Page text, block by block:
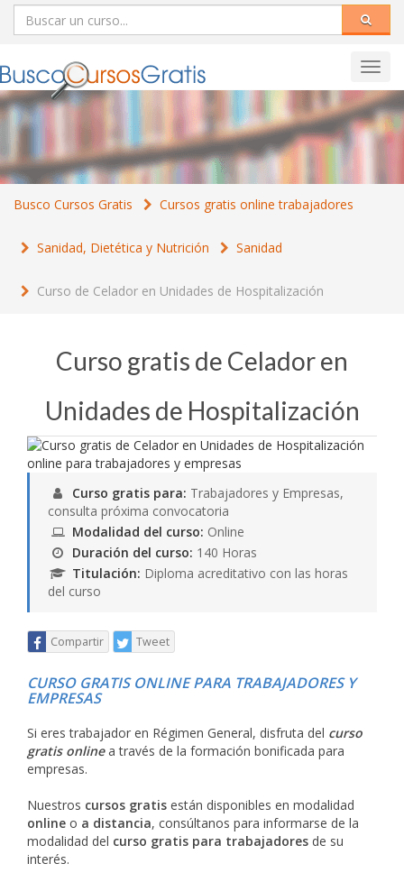
Busco Cursos Gratis Cursos gratis online trabajadores
Sanidad, Dietética y Nutrición Sanidad
Curso de Celador en Unidades de Hospitalización
Curso gratis de Celador en
Unidades de Hospitalización
Curso gratis para: Trabajadores y Empresas,
consulta próxima convocatoria
Modalidad del curso: Online
Duración del curso: 140 Horas
Titulación: Diploma acreditativo con las horas
del curso
Compartir Tweet
CURSO GRATIS ONLINE PARA TRABAJADORES Y
EMPRESAS
Si eres trabajador en Régimen General, disfruta del curso
gratis onlinea través de la formación bonificada para
empresas.
Nuestros cursos gratis están disponibles en modalidad
online o a distancia, consúltanos para informarse de la
modalidad del curso gratis para trabajadores de su
interés.